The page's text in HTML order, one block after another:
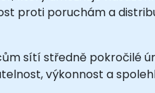
proti poruchám a
sítí středně pokročilé
výkonnost a